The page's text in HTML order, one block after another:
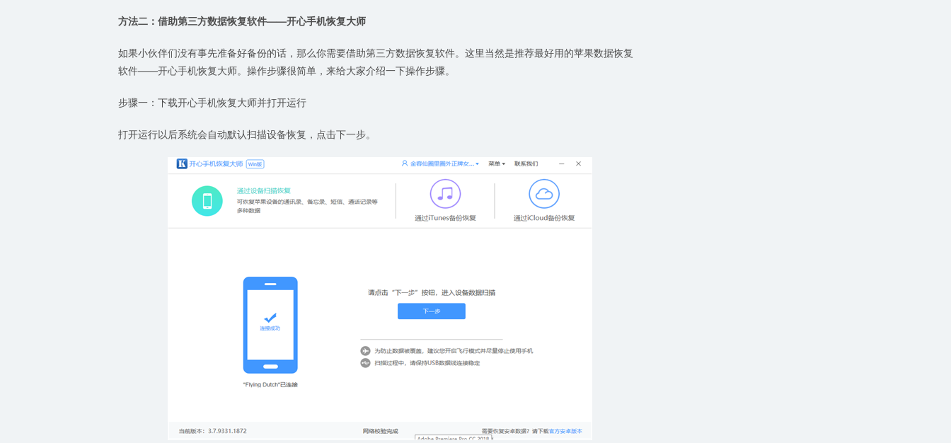
方法二：借助第三方数据恢复软件——开心手机恢复大师
如果小伙伴们没有事先准备好备份的话，那么你需要借助第三方数据恢复软件。这里当然是推荐最好用的苹果数据恢复
软件——开心手机恢复大师。操作步骤很简单，来给大家介绍一下操作步骤。
步骤一：下载开心手机恢复大师并打开运行
打开运行以后系统会自动默认扫描设备恢复，点击下一步。